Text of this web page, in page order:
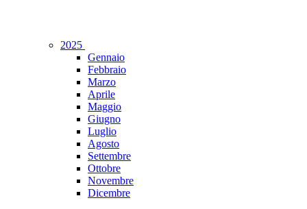
2025
Gennaio
Febbraio
Marzo
Aprile
Maggio
Giugno
Luglio
Agosto
Settembre
Ottobre
Novembre
Dicembre